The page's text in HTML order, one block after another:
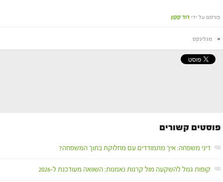
פורסם על ידי דוד קקון
# מגלינקס
פוסטים קשורים
דיני משפחה: איך מתמודדים עם מחלוקת בתוך המשפחה?
קופות גמל להשקעה מול קרנות נאמנות: השוואה מעודכנת ל-2026